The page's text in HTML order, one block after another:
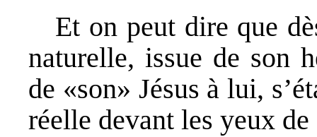
Et on peut dire que
naturelle, issue de son
de «son» Jésus à lui,
réelle devant les yeux de